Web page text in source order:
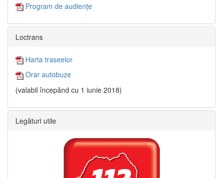
Program de audiențe
Loctrans
Harta traseelor
Orar autobuze
(valabil începând cu 1 iunie 2018)
Legături utile